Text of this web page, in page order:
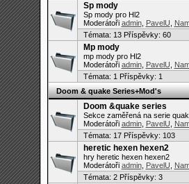
Sp mody
Sp mody pro Hl2
Moderátoři admin, PavelU
Témata: 13 Příspěvky: 60
Mp mody
mp mody pro Hl2
Moderátoři admin, PavelU
Témata: 1 Příspěvky: 1
Doom & quake Series+Mod's
Doom &quake series
Sekce zaměřená na serie
Moderátoři admin, PavelU
Témata: 17 Příspěvky: 103
heretic hexen hexen2
hry heretic hexen hexen2
Moderátoři admin, PavelU
Témata: 2 Příspěvky: 3